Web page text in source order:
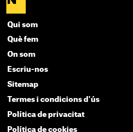
Qui som
Què fem
On som
Escriu-nos
Sitemap
Termes i condicions d'ús
Política de privacitat
Política de cookies